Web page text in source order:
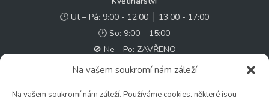
Na vašem soukromí nám záleží
Na vašem soukromí nám záleží. Používáme cookies, některé jsou
🕑 Ut – Pá: 9:00 - 12:00 │ 13:00 - 17:00
🕑 So: 9:00 – 15:00
🚫 Ne - Po: ZAVŘENO